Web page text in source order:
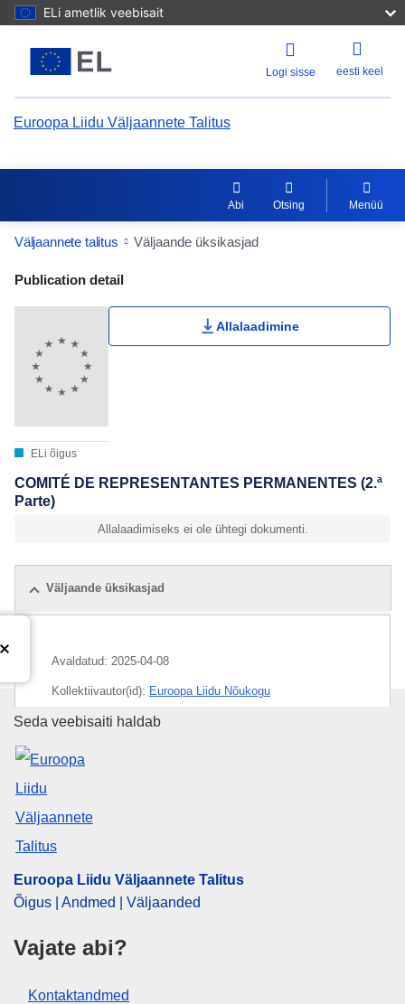
ELi ametlik veebisait
Logi sisse eesti keel
Euroopa Liidu Väljaannete Talitus
Abi Otsing Menüü
Väljaannete talitus Väljaande üksikasjad
Publication Detail Actions Portlet
Kasutaja hinnang
Publication detail
ELi õigus
Allalaadimine
COMITÉ DE REPRESENTANTES PERMANENTES (2.ª
Parte)
Allalaadimiseks ei ole ühtegi dokumenti.
Väljaande üksikasjad
Avaldatud: 2025-04-08
Kollektiivautor(id): Euroopa Liidu Nõukogu
IMMC : ST 7654 2025 REV 1
Euroopa Liidu Väljaannete
Seda veebisaiti haldab
Euroopa Liidu Väljaannete Talitus
Õigus | Andmed | Väljaanded
Vajate abi?
Kontaktandmed